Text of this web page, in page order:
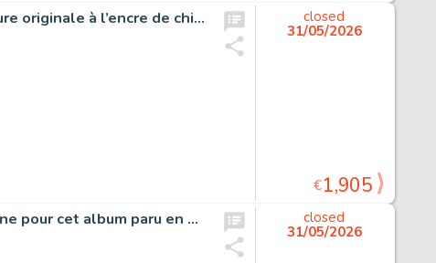
Docteur Poche et la petite poule de Pâques, couverture originale à l’encre de chine pour cet album paru en 1997 chez Casterman.
closed
31/05/2026
€1,905
Dan Cooper, Target, planche originale à l’encre de chine pour cet album paru en 1985 chez Novedi.
closed
31/05/2026